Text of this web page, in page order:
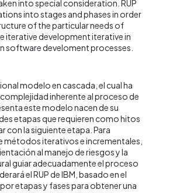
into special consideration. RUP
into stages and phases in order
of the particular needs of
iterative development iterative in
software develoment processes.
modelo en cascada, el cual ha
inherente al proceso de
este modelo nacen de su
etapas que requieren como hitos
la siguiente etapa. Para
métodos iterativos e incrementales,
al manejo de riesgos y la
guiar adecuadamente el proceso
el RUP de IBM, basado en el
etapas y fases para obtener una